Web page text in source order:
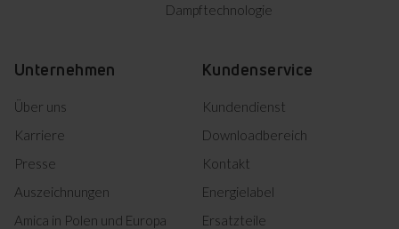
Dampftechnologie
Unternehmen
Über uns
Karriere
Presse
Auszeichnungen
Amica in Polen und Europa
Kundenservice
Kundendienst
Downloadbereich
Kontakt
Energielabel
Ersatzteile